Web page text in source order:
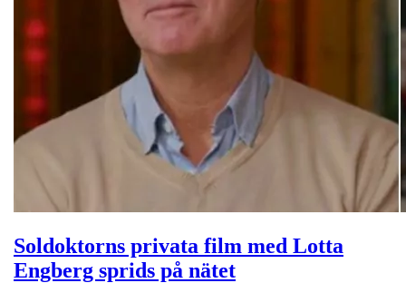
Soldoktorns privata film med Lotta
Engberg sprids på nätet